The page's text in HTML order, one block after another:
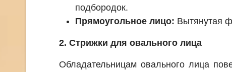
подбородок.
Прямоугольное лицо: Вытянутая
2. Стрижки для овального лица
Обладательницам овального лица